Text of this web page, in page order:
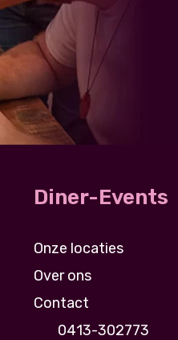
Diner-Events
Onze locaties
Over ons
Contact
0413-302773